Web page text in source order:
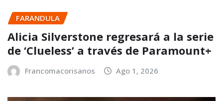
FARANDULA
Alicia Silverstone regresará a la serie
de ‘Clueless’ a través de Paramount+
Francomacorisanos Ago 1, 2026